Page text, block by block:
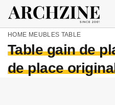
HOME MEUBLES TABLE
Table gain de
de place